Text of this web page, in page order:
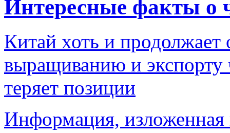
Интересные факты о
Китай хоть и продолжает
выращиванию и
теряет позиции
Информация, изложенная